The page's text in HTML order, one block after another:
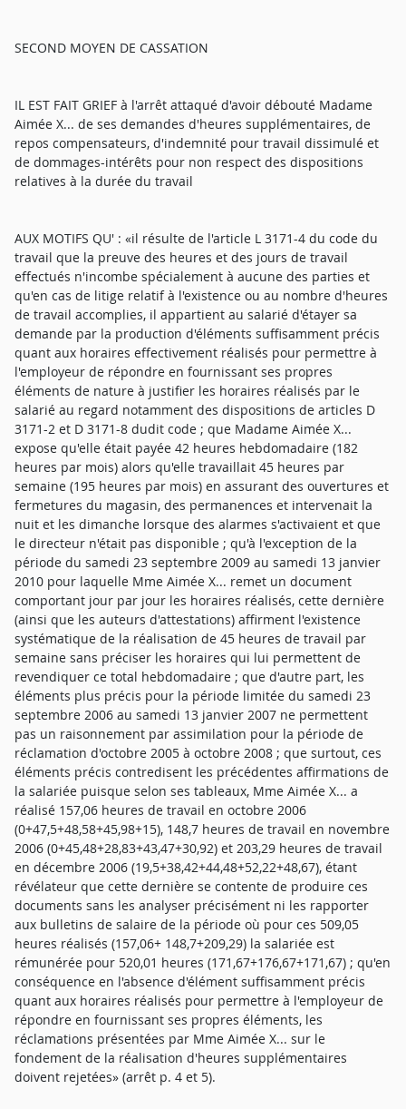
SECOND MOYEN DE CASSATION
IL EST FAIT GRIEF à l'arrêt attaqué d'avoir débouté Madame
Aimée X... de ses demandes d'heures supplémentaires, de
repos compensateurs, d'indemnité pour travail dissimulé et
de dommages-intérêts pour non respect des dispositions
relatives à la durée du travail
AUX MOTIFS QU' : «il résulte de l'article L 3171-4 du code du
travail que la preuve des heures et des jours de travail
effectués n'incombe spécialement à aucune des parties et
qu'en cas de litige relatif à l'existence ou au nombre d'heures
de travail accomplies, il appartient au salarié d'étayer sa
demande par la production d'éléments suffisamment précis
quant aux horaires effectivement réalisés pour permettre à
l'employeur de répondre en fournissant ses propres
éléments de nature à justifier les horaires réalisés par le
salarié au regard notamment des dispositions de articles D
3171-2 et D 3171-8 dudit code ; que Madame Aimée X...
expose qu'elle était payée 42 heures hebdomadaire (182
heures par mois) alors qu'elle travaillait 45 heures par
semaine (195 heures par mois) en assurant des ouvertures et
fermetures du magasin, des permanences et intervenait la
nuit et les dimanche lorsque des alarmes s'activaient et que
le directeur n'était pas disponible ; qu'à l'exception de la
période du samedi 23 septembre 2009 au samedi 13 janvier
2010 pour laquelle Mme Aimée X... remet un document
comportant jour par jour les horaires réalisés, cette dernière
(ainsi que les auteurs d'attestations) affirment l'existence
systématique de la réalisation de 45 heures de travail par
semaine sans préciser les horaires qui lui permettent de
revendiquer ce total hebdomadaire ; que d'autre part, les
éléments plus précis pour la période limitée du samedi 23
septembre 2006 au samedi 13 janvier 2007 ne permettent
pas un raisonnement par assimilation pour la période de
réclamation d'octobre 2005 à octobre 2008 ; que surtout, ces
éléments précis contredisent les précédentes affirmations de
la salariée puisque selon ses tableaux, Mme Aimée X... a
réalisé 157,06 heures de travail en octobre 2006
(0+47,5+48,58+45,98+15), 148,7 heures de travail en novembre
2006 (0+45,48+28,83+43,47+30,92) et 203,29 heures de travail
en décembre 2006 (19,5+38,42+44,48+52,22+48,67), étant
révélateur que cette dernière se contente de produire ces
documents sans les analyser précisément ni les rapporter
aux bulletins de salaire de la période où pour ces 509,05
heures réalisés (157,06+ 148,7+209,29) la salariée est
rémunérée pour 520,01 heures (171,67+176,67+171,67) ; qu'en
conséquence en l'absence d'élément suffisamment précis
quant aux horaires réalisés pour permettre à l'employeur de
répondre en fournissant ses propres éléments, les
réclamations présentées par Mme Aimée X... sur le
fondement de la réalisation d'heures supplémentaires
doivent rejetées» (arrêt p. 4 et 5).